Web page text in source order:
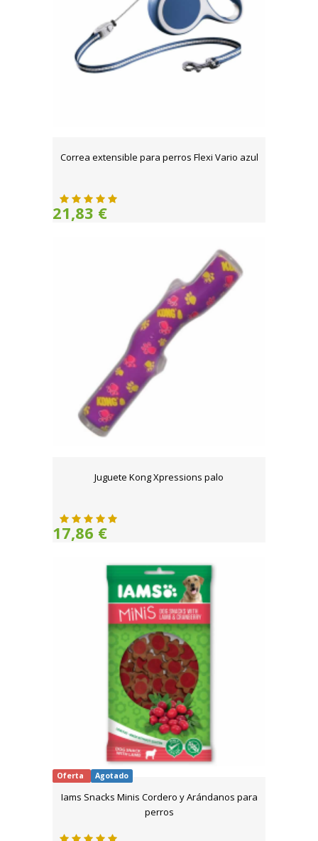
Correa extensible para perros Flexi Vario azul
21,83 €
Juguete Kong Xpressions palo
17,86 €
Oferta Agotado
Iams Snacks Minis Cordero y Arándanos para
perros